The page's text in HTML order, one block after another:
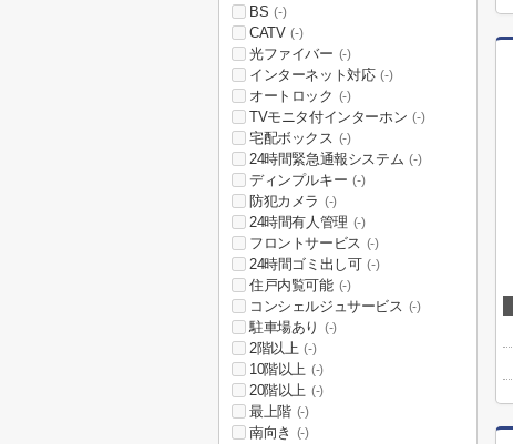
BS (-)
CATV (-)
光ファイバー (-)
インターネット対応 (-)
オートロック (-)
TVモニタ付インターホン (-)
宅配ボックス (-)
24時間緊急通報システム (-)
ディンプルキー (-)
防犯カメラ (-)
24時間有人管理 (-)
フロントサービス (-)
24時間ゴミ出し可 (-)
住戸内覧可能 (-)
コンシェルジュサービス (-)
駐車場あり (-)
2階以上 (-)
10階以上 (-)
20階以上 (-)
最上階 (-)
南向き (-)